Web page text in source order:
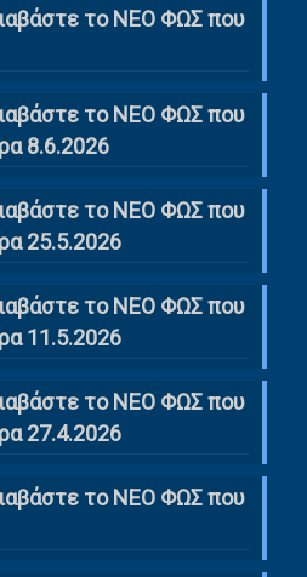
το NΕΟ ΦΩΣ που
το ΝΕΟ ΦΩΣ που
8.6.2026
το ΝΕΟ ΦΩΣ που
25.5.2026
το ΝΕΟ ΦΩΣ που
11.5.2026
το ΝΕΟ ΦΩΣ που
27.4.2026
το ΝΕΟ ΦΩΣ που